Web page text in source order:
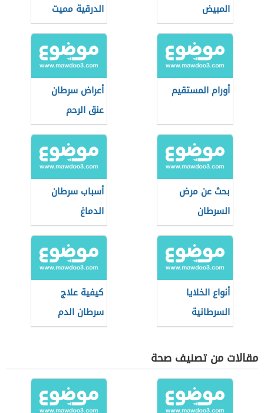
المبيض
الدرقية مميت
أورام المستقيم
أعراض سرطان
عنق الرحم
بحث عن مرض
السرطان
أسباب سرطان
الدماغ
أنواع الخلايا
السرطانية
كيفية علاج
سرطان الدم
مقالات من تصنيف صحة